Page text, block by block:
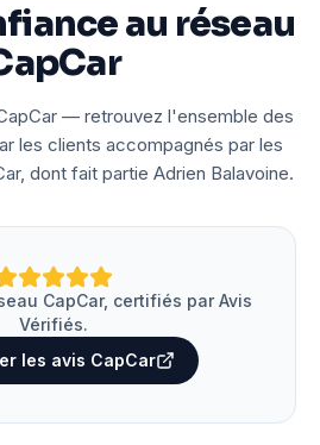
au réseau
— retrouvez l'ensemble des
les clients accompagnés par les
dont fait partie Adrien Balavoine.
CapCar, certifiés par Avis
Vérifiés.
les avis CapCar